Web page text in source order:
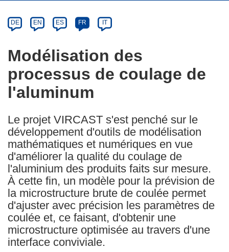
Category
Article
available
the
following
languages:
DE EN ES FR IT
Modélisation des
processus de coulage de
l'aluminum
Le projet VIRCAST s'est penché sur le
développement d'outils de modélisation
mathématiques et numériques en vue
d'améliorer la qualité du coulage de
l'aluminium des produits faits sur mesure.
À cette fin, un modèle pour la prévision de
la microstructure brute de coulée permet
d'ajuster avec précision les paramètres de
coulée et, ce faisant, d'obtenir une
microstructure optimisée au travers d'une
interface conviviale.